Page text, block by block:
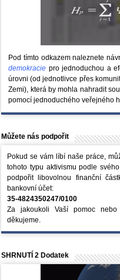
Pod tímto odkazem naleznete
demokracie pro jednoduchou a
úrovni (od jednotlivce přes
Zemi), která by mohla nahradit
pomocí jednoduchého veřejného
Můžete nás podpořit
Pokud se vám líbí naše práce,
tohoto typu aktivismu podle
podpořit libovolnou finanční
bankovní účet:
35-4824350247/0100
Za jakoukoli Vaší pomoc nebo
děkujeme.
SHRNUTÍ 2 Dodatek